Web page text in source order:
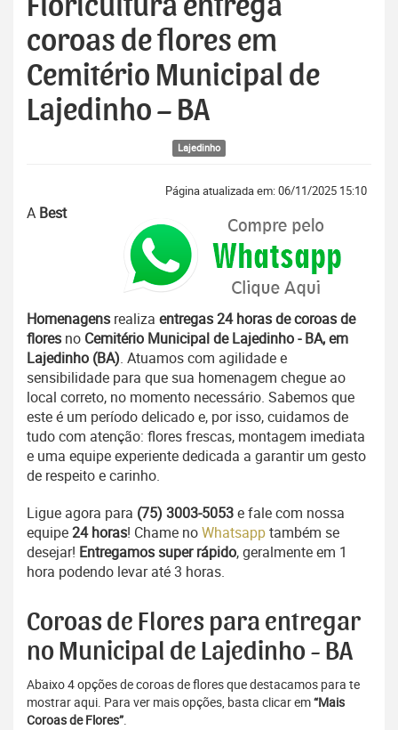
Floricultura entrega
coroas de flores em
Cemitério Municipal de
Lajedinho – BA
Lajedinho
Página atualizada em: 06/11/2025 15:10
A Best
Homenagens realiza entregas 24 horas de coroas de
flores no Cemitério Municipal de Lajedinho - BA, em
Lajedinho (BA). Atuamos com agilidade e
sensibilidade para que sua homenagem chegue ao
local correto, no momento necessário. Sabemos que
este é um período delicado e, por isso, cuidamos de
tudo com atenção: flores frescas, montagem imediata
e uma equipe experiente dedicada a garantir um gesto
de respeito e carinho.
Ligue agora para (75) 3003-5053e fale com nossa
equipe24 horas! Chame noWhatsapptambém se
desejar! Entregamos super rápido, geralmente em 1
hora podendo levar até 3 horas.
Coroas de Flores para entregar
no Municipal de Lajedinho - BA
Abaixo 4 opções de coroas de flores que destacamos para te
mostrar aqui. Para ver mais opções, basta clicar em“Mais
Coroas de Flores”.